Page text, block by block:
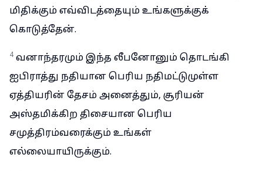
மிதிக்கும் எவ்விடத்தையும் உங்களுக்குக்
கொடுத்தேன்.
4 வனாந்தரமும் இந்த லீபனோனும் தொடங்கி
ஐபிராத்து நதியான பெரிய நதிமட்டுமுள்ள
ஏத்தியரின் தேசம் அனைத்தும், சூரியன்
அஸ்தமிக்கிற திசையான பெரிய
சமுத்திரம்வரைக்கும் உங்கள்
எல்லையாயிருக்கும்.